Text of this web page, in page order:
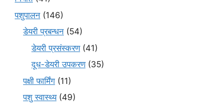
पशुपालन (146)
डेयरी प्रबन्धन (54)
डेयरी प्रसंस्करण(41)
दूध-डेयरी उपकरण(35)
पक्षी फार्मिंग (11)
पशु स्वास्थ्य(49)